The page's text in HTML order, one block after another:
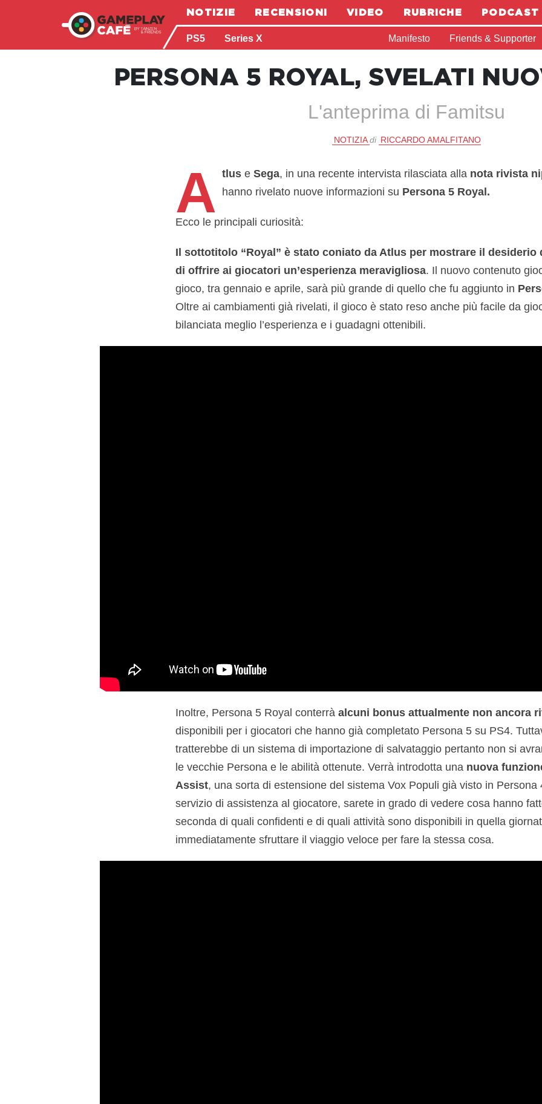
NOTIZIE RECENSIONI VIDEO RUBRICHE PODCAST
PS5 Series X Manifesto Friends & Supporter
PERSONA 5 ROYAL, SVELATI
L'anteprima di Famitsu
NOTIZIA di RICCARDO AMALFITANO
A tluse Sega, in una recente intervista rilasciata alla nota rivista
hanno rivelato nuove informazioni su Persona 5 Royal.
Ecco le principali curiosità:
Il sottotitolo “Royal” è stato coniato da Atlus per mostrare il desiderio
di offrire ai giocatori un’esperienza meravigliosa. Il nuovo contenuto
gioco, tra gennaio e aprile, sarà più grande di quello che fu aggiunto in
Oltre ai cambiamenti già rivelati, il gioco è stato reso anche più facile da
bilanciata meglio l’esperienza e i guadagni ottenibili.
Inoltre, Persona 5 Royal conterrà alcuni bonus attualmente non ancora
disponibili per i giocatori che hanno già completato Persona 5 su PS4.
tratterebbe di un sistema di importazione di salvataggio pertanto non si
le vecchie Persona e le abilità ottenute. Verrà introdotta una nuova
Assist, una sorta di estensione del sistema Vox Populi già visto in Persona
servizio di assistenza al giocatore, sarete in grado di vedere cosa hanno
seconda di quali confidenti e di quali attività sono disponibili in quella
immediatamente sfruttare il viaggio veloce per fare la stessa cosa.